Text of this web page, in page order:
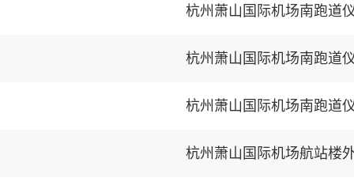
杭州萧山国际机场南跑道
杭州萧山国际机场南跑道
杭州萧山国际机场南跑道
杭州萧山国际机场航站楼